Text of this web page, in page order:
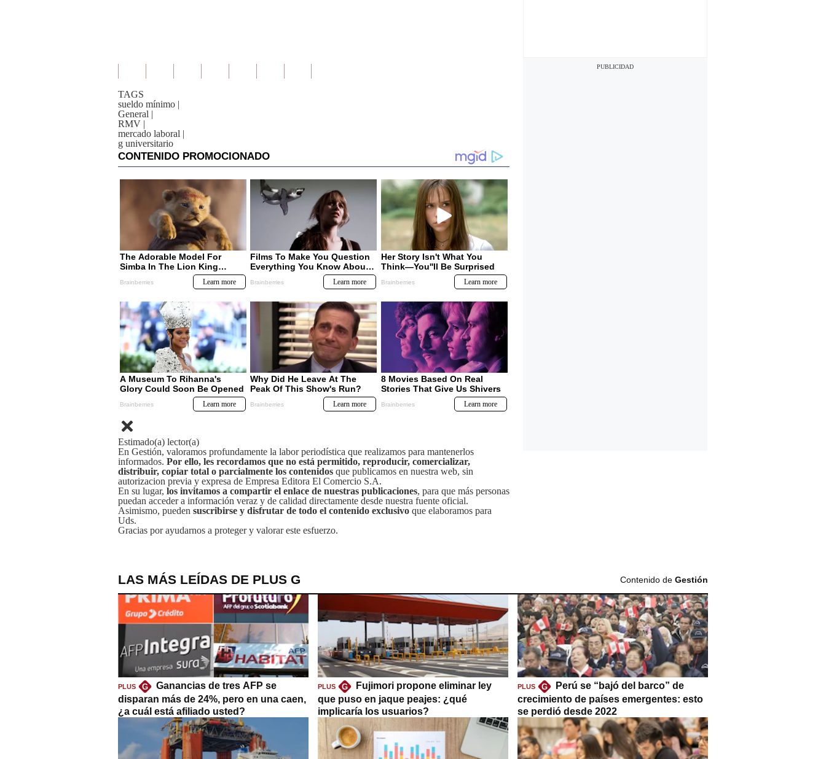
TAGS
sueldo mínimo |
General |
RMV |
mercado laboral |
g universitario
Estimado(a) lector(a)
En Gestión, valoramos profundamente la labor periodística que realizamos para mantenerlos
informados. Por ello, les recordamos que no está permitido, reproducir, comercializar,
distribuir, copiar total o parcialmente los contenidos que publicamos en nuestra web, sin
autorizacion previa y expresa de Empresa Editora El Comercio S.A.
En su lugar, los invitamos a compartir el enlace de nuestras publicaciones, para que más personas
puedan acceder a información veraz y de calidad directamente desde nuestra fuente oficial.
Asimismo, pueden suscribirse y disfrutar de todo el contenido exclusivo que elaboramos para
Uds.
Gracias por ayudarnos a proteger y valorar este esfuerzo.
LAS MÁS LEÍDAS DE PLUS G Contenido de Gestión
PLUS G
Ganancias de tres AFP se
disparan más de 24%, pero en una caen,
¿a cuál está afiliado usted?
PLUS G
Fujimori propone eliminar ley
que puso en jaque peajes: ¿qué
implicaría los usuarios?
PLUS G
Perú se “bajó del barco” de
crecimiento de países emergentes: esto
se perdió desde 2022